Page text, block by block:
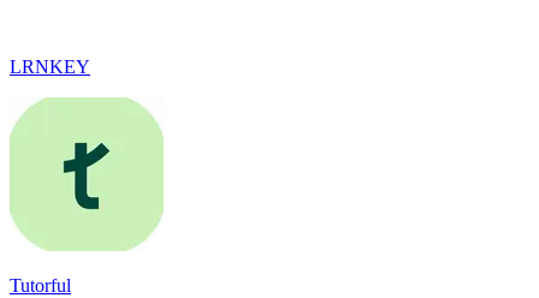
LRNKEY
Tutorful